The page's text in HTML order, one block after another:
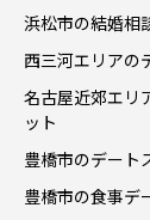
浜松市の結婚相
西三河エリアの
名古屋近郊エリ
ット
豊橋市のデート
豊橋市の食事デ